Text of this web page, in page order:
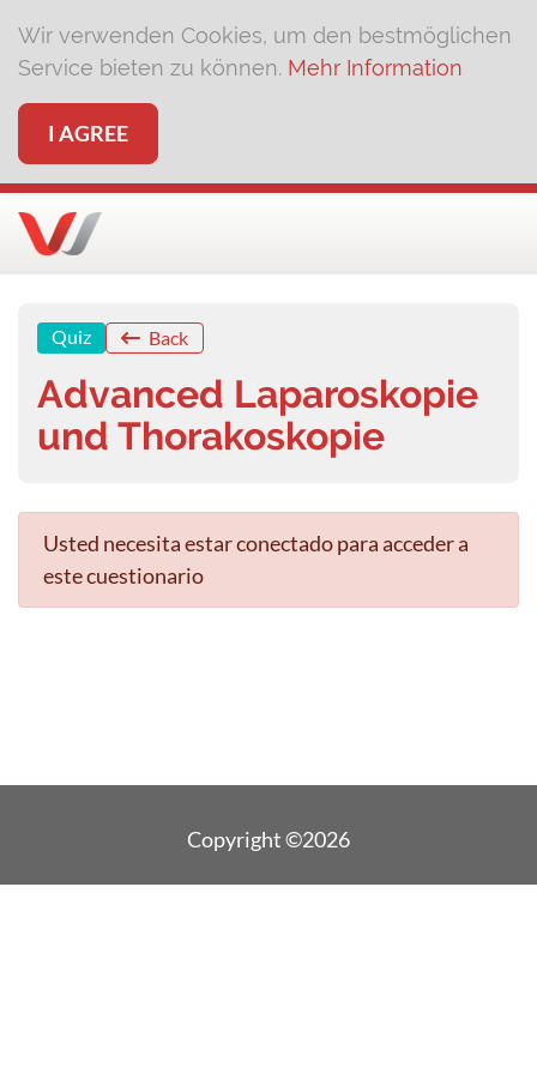
Wir verwenden Cookies, um den bestmöglichen
Service bieten zu können. Mehr Information
I AGREE
Quiz Back
Advanced Laparoskopie
und Thorakoskopie
Usted necesita estar conectado para acceder a
este cuestionario
Copyright ©2026